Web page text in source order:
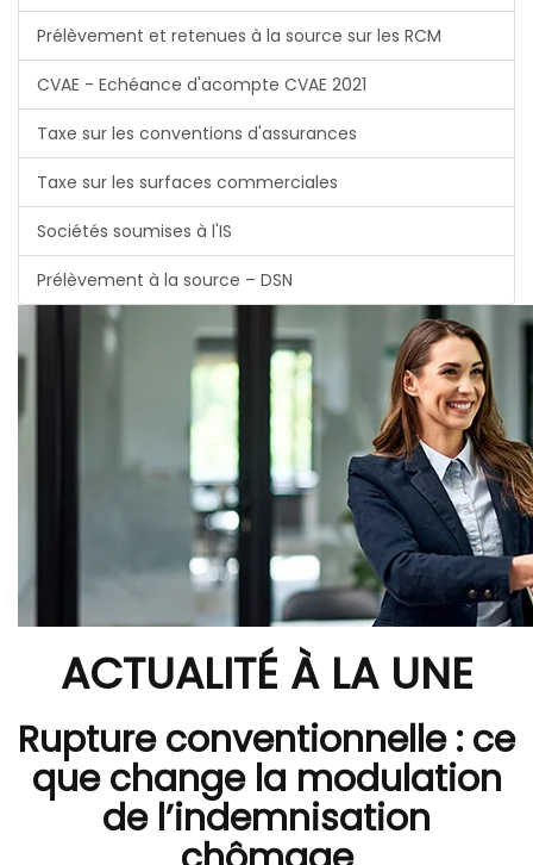
Prélèvement et retenues à la source sur les RCM
CVAE - Echéance d'acompte CVAE 2021
Taxe sur les conventions d'assurances
Taxe sur les surfaces commerciales
Sociétés soumises à l'IS
Prélèvement à la source – DSN
ACTUALITÉ À LA UNE
Rupture conventionnelle : ce
que change la modulation
de l’indemnisation